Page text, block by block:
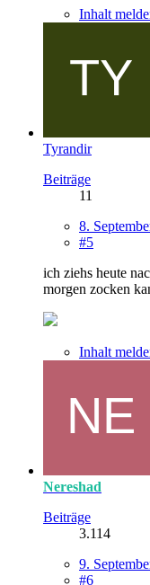
Inhalt
Tyrandir
Beiträge
11
8.
#5
ich ziehs heute
morgen zocken
Inhalt
Nereshad
Beiträge
3.114
9.
#6